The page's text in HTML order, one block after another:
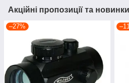
Акційні пропозиції та новинки
–27%